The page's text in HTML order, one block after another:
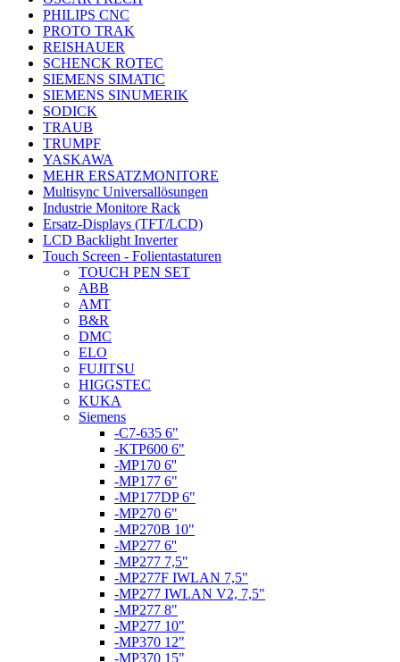
PHILIPS CNC
PROTO TRAK
REISHAUER
SCHENCK ROTEC
SIEMENS SIMATIC
SIEMENS SINUMERIK
SODICK
TRAUB
TRUMPF
YASKAWA
MEHR ERSATZMONITORE
Multisync Universallösungen
Industrie Monitore Rack
Ersatz-Displays (TFT/LCD)
LCD Backlight Inverter
Touch Screen - Folientastaturen
TOUCH PEN SET
ABB
AMT
B&R
DMC
ELO
FUJITSU
HIGGSTEC
KUKA
Siemens
-C7-635 6"
-KTP600 6"
-MP170 6''
-MP177 6"
-MP177DP 6"
-MP270 6"
-MP270B 10"
-MP277 6''
-MP277 7,5"
-MP277F IWLAN 7,5"
-MP277 IWLAN V2, 7,5"
-MP277 8"
-MP277 10"
-MP370 12"
-MP370 15"